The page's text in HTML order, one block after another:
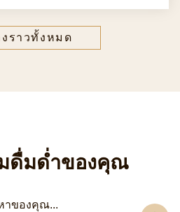
งราวทั้งหมด
ดื่มด่ำของคุณ
าของคุณ...